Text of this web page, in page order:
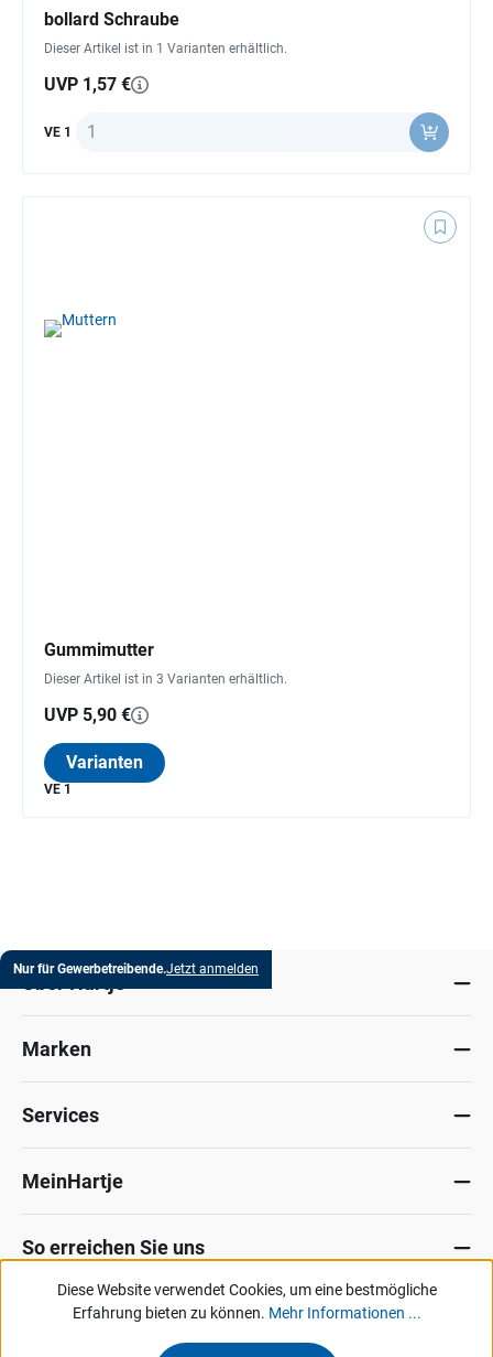
bollard Schraube
Dieser Artikel ist in 1 Varianten erhältlich.
UVP 1,57 €
VE 1 Anzahl
Gummimutter
Dieser Artikel ist in 3 Varianten erhältlich.
UVP 5,90 €
Varianten
VE 1
Nur für Gewerbetreibende.Jetzt anmelden
Marken
Services
MeinHartje
So erreichen Sie uns
Datenschutz ImpressumAllg. Verkaufsbedingungen
KontaktHinweisgeber-Portal
Diese Website verwendet Cookies, um eine bestmögliche
Erfahrung bieten zu können. Mehr Informationen ...